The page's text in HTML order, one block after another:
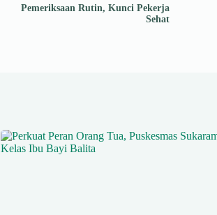
Pemeriksaan Rutin, Kunci Pekerja
Sehat